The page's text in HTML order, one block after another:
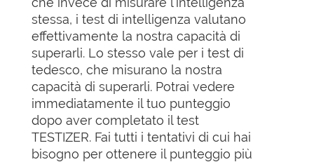
stessa, i test di intelligenza valutano
effettivamente la nostra capacità di
superarli. Lo stesso vale per i test di
tedesco, che misurano la nostra
capacità di superarli. Potrai vedere
immediatamente il tuo punteggio
dopo aver completato il test
TESTIZER. Fai tutti i tentativi di cui hai
bisogno per ottenere il punteggio più